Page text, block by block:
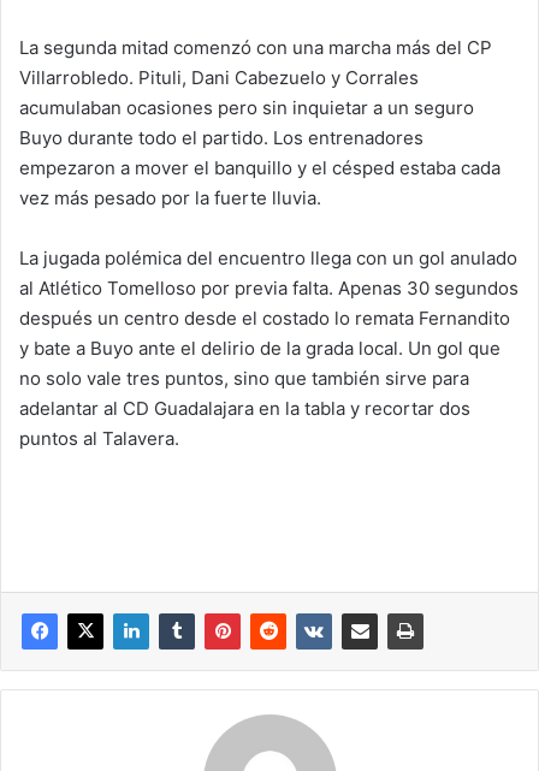
La segunda mitad comenzó con una marcha más del CP
Villarrobledo. Pituli, Dani Cabezuelo y Corrales
acumulaban ocasiones pero sin inquietar a un seguro
Buyo durante todo el partido. Los entrenadores
empezaron a mover el banquillo y el césped estaba cada
vez más pesado por la fuerte lluvia.
La jugada polémica del encuentro llega con un gol anulado
al Atlético Tomelloso por previa falta. Apenas 30 segundos
después un centro desde el costado lo remata Fernandito
y bate a Buyo ante el delirio de la grada local. Un gol que
no solo vale tres puntos, sino que también sirve para
adelantar al CD Guadalajara en la tabla y recortar dos
puntos al Talavera.